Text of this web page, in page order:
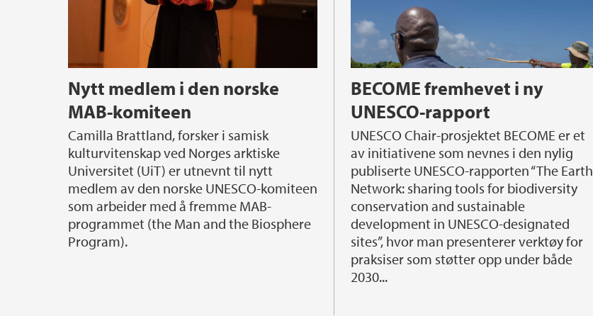
Nytt medlem i den norske
MAB-komiteen
Camilla Brattland, forsker i samisk
kulturvitenskap ved Norges arktiske
Universitet (UiT) er utnevnt til nytt
medlem av den norske UNESCO-komiteen
som arbeider med å fremme MAB-
programmet (the Man and the Biosphere
Program).
BECOME fremhevet i ny
UNESCO-rapport
UNESCO Chair-prosjektet BECOME er et
av initiativene som nevnes i den nylig
publiserte UNESCO-rapporten “The Earth
Network: sharing tools for biodiversity
conservation and sustainable
development in UNESCO-designated
sites”, hvor man presenterer verktøy for
praksiser som støtter opp under både
2030...